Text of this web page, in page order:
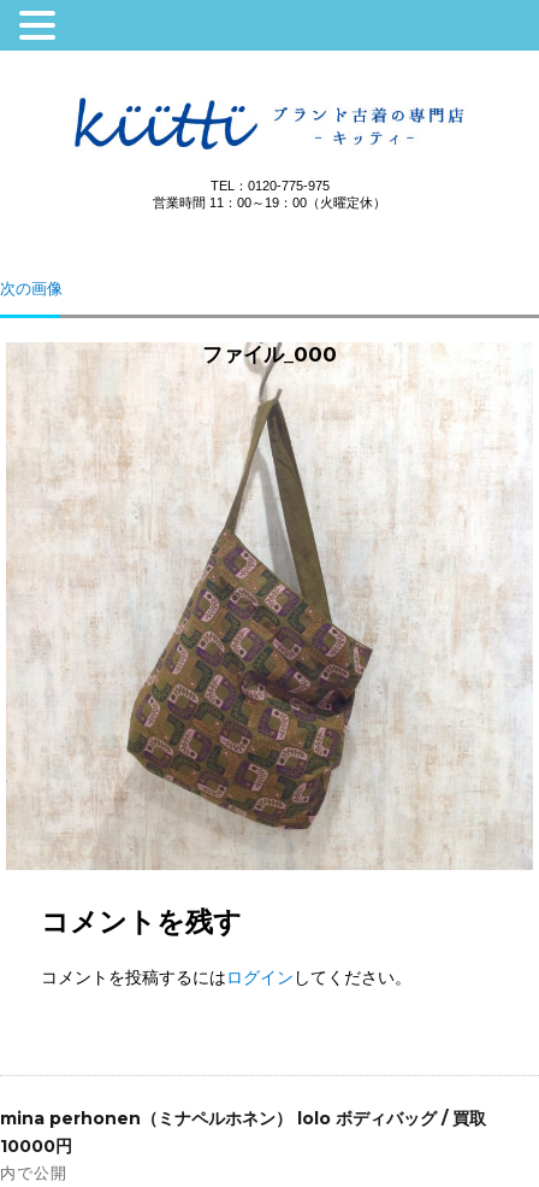
TEL：0120-775-975
営業時間 11：00～19：00（火曜定休）
次の画像
ファイル_000
コメントを残す
コメントを投稿するにはログイン してください。
稿
ナ
ビ
mina perhonen（ミナペルホネン） lolo ボディバッグ / 買取
10000円
内で公開